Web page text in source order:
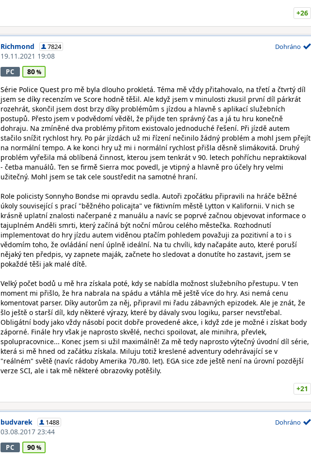
+26
Richmond 7824
19.11.2021 19:08
Dohráno
PC
80
Série Police Quest pro mě byla dlouho prokletá. Téma mě vždy přitahovalo, na třetí a čtvrtý díl
jsem se díky recenzím ve Score hodně těšil. Ale když jsem v minulosti zkusil první díl párkrát
rozehrát, skončil jsem dost brzy díky problémům s jízdou a hlavně s aplikací služebních
postupů. Přesto jsem v podvědomí věděl, že přijde ten správný čas a já tu hru konečně
dohraju. Na zmíněné dva problémy přitom existovalo jednoduché řešení. Při jízdě autem
stačilo snížit rychlost hry. Po pár jízdách už mi řízení nečinilo žádný problém a mohl jsem přejít
na normální tempo. A ke konci hry už mi i normální rychlost přišla děsně slimákovitá. Druhý
problém vyřešila má oblíbená činnost, kterou jsem tenkrát v 90. letech pohříchu nepraktikoval
- četba manuálů. Ten se firmě Sierra moc povedl, je vtipný a hlavně pro účely hry velmi
užitečný. Mohl jsem se tak cele soustředit na samotné hraní.
Role policisty Sonnyho Bondse mi opravdu sedla. Autoři zpočátku připravili na hráče běžné
úkoly související s prací "běžného policajta" ve fiktivním městě Lytton v Kalifornii. V nich se
krásně uplatní znalosti načerpané z manuálu a navíc se poprvé začnou objevovat informace o
tajuplném Anděli smrti, který začíná být noční můrou celého městečka. Rozhodnutí
implementovat do hry jízdu autem viděnou ptačím pohledem považuji za pozitivní a to i s
vědomím toho, že ovládání není úplně ideální. Na tu chvíli, kdy načapáte auto, které poruší
nějaký ten předpis, vy zapnete maják, začnete ho sledovat a donutíte ho zastavit, jsem se
pokaždé těši jak malé dítě.
Velký počet bodů u mě hra získala poté, kdy se nabídla možnost služebního přestupu. V ten
moment mi přišlo, že hra nabrala na spádu a vtáhla mě ještě více do hry. Asi nemá cenu
komentovat parser. Díky autorům za něj, připravil mi řadu zábavných epizodek. Ale je znát, že
šlo ještě o starší díl, kdy některé výrazy, které by dávaly svou logiku, parser nevstřebal.
Obligátní body jako vždy násobí pocit dobře provedené akce, i když zde je možné i získat body
záporné. Finále hry však je naprosto skvělé, nechci spoilovat, ale minihra, převlek,
spolupracovnice... Konec jsem si užil maximálně! Za mě tedy naprosto výtečný úvodní díl série,
která si mě hned od začátku získala. Miluju totiž kreslené adventury odehrávající se v
"reálném" světě (navíc rádoby Amerika 70./80. let). EGA sice zde ještě není na úrovní pozdější
verze SCI, ale i tak mě některé obrazovky potěšily.
+21
budvarek 1488
03.08.2017 23:44
Dohráno
PC
90